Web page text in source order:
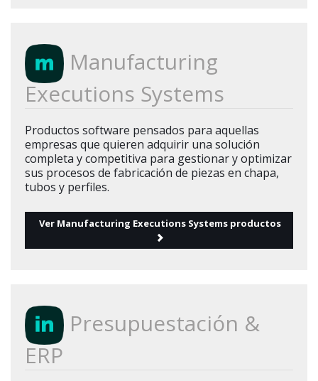
Manufacturing
Executions Systems
Productos software pensados para aquellas
empresas que quieren adquirir una solución
completa y competitiva para gestionar y optimizar
sus procesos de fabricación de piezas en chapa,
tubos y perfiles.
Ver Manufacturing Executions Systems productos
Presupuestación &
ERP